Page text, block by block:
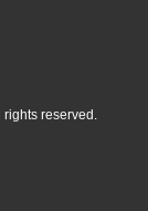
rights reserved.